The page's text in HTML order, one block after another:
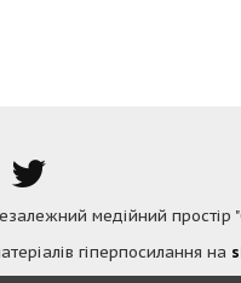
медійний простір
гіперпосилання на